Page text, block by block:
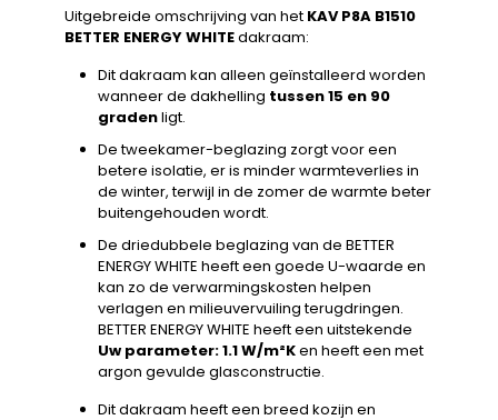
Uitgebreide omschrijving van het KAV P8A B1510
BETTER ENERGY WHITEdakraam:
Dit dakraam kan alleen geïnstalleerd worden
wanneer de dakhelling tussen 15 en 90
gradenligt.
De tweekamer-beglazing zorgt voor een
betere isolatie, er is minder warmteverlies in
de winter, terwijl in de zomer de warmte beter
buitengehouden wordt.
De driedubbele beglazing van de BETTER
ENERGY WHITE heeft een goede U-waarde en
kan zo de verwarmingskosten helpen
verlagen en milieuvervuiling terugdringen.
BETTER ENERGY WHITE heeft een uitstekende
Uw parameter: 1.1 W/m²Ken heeft een met
argon gevulde glasconstructie.
Dit dakraam heeft een breed kozijn en